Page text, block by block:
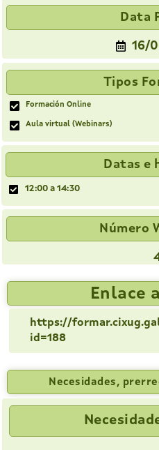
Data
16/
Tipos
Formación Online
Aula virtual (Webinars)
Datas e
12:00 a 14:30
Número
Enlace
https://
id=188
Necesidades,